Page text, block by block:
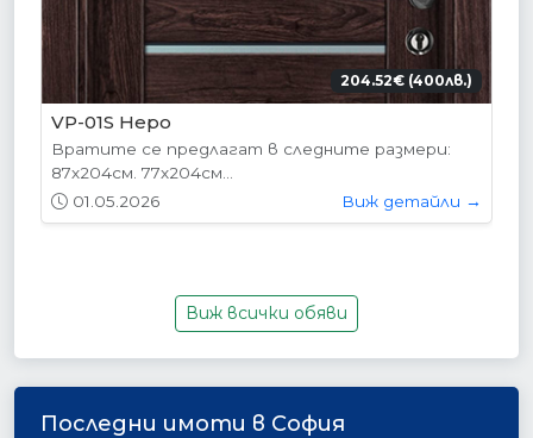
204.52€ (400лв.)
VP-01S Hepo
Вратите се предлагат в следните размери:
87х204см. 77х204см...
01.05.2026
Виж детайли →
Виж всички обяви
Последни имоти в София